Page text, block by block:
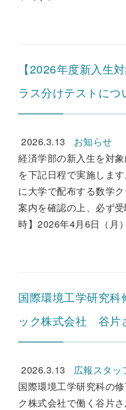
【2026年度新入生
ラス分けテストにつ
2026.3.13
お知らせ
経済学部の新入生を対
を下記日程で実施しま
に大学で配布する数学
案内を確認の上、必ず
時】2026年4月6日（
国際環境工学研究
ック株式会社 谷片
2026.3.13
広報スタッ
国際環境工学研究科の
ク株式会社で働く谷片